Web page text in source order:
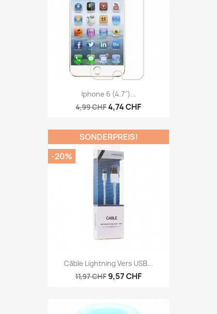
Iphone 6 (4.7'')...
4,99 CHF4,74 CHF
Câble Lightning Vers USB...
11,97 CHF 9,57 CHF
SONDERPREIS!
-20%